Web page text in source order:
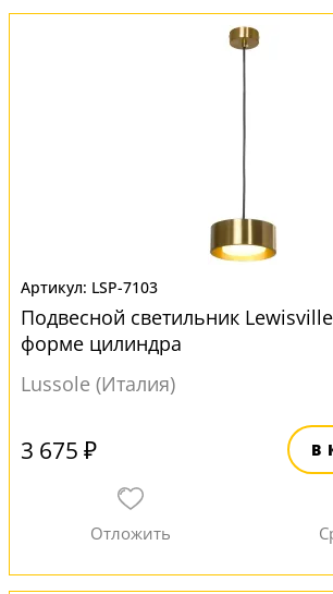
LSP-7103
Подвесной светильник
форме цилиндра
Lussole (Италия)
3 675 ₽ В